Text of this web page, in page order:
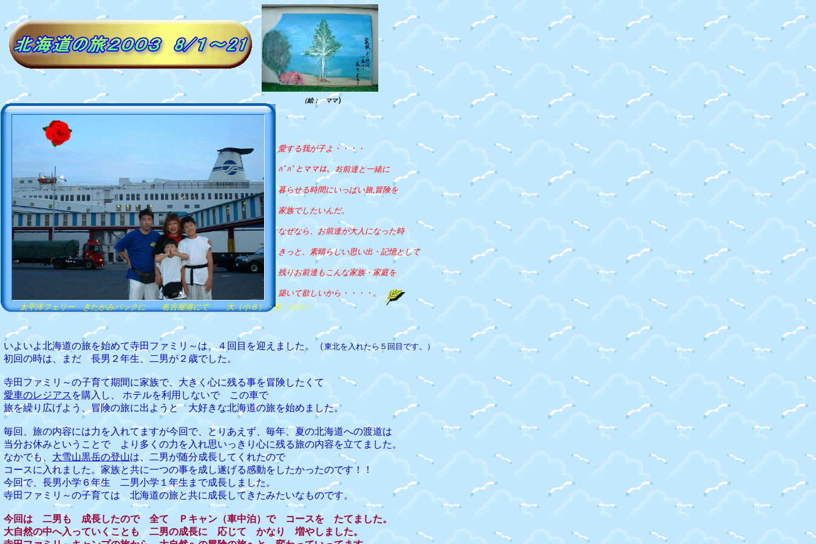
いよいよ北海道の旅を始めて寺田ファミリ～は、４回目を迎えました。（東北を入れたら５回目です。）
初回の時は、まだ 長男２年生、二男が２歳でした。
寺田ファミリ～の子育て期間に家族で、大きく心に残る事を冒険したくて
愛車のレジアス を購入し、 ホテルを利用しないで この車で
旅を繰り広げよう、冒険の旅に出ようと 大好きな北海道の旅を始めました。
毎回、旅の内容には力を入れてますが今回で、とりあえず、毎年、夏の北海道への渡道は
当分お休みということで より多くの力を入れ思いっきり心に残る旅の内容を立てました。
なかでも、 大雪山黒岳の登山は、二男が随分成長してくれたので
コースに入れました。家族と共に一つの事を成し遂げる感動をしたかったのです！！
今回で、長男小学６年生 二男小学１年生まで成長しました。
寺田ファミリ～の子育ては 北海道の旅と共に成長してきたみたいなものです。
今回は 二男も 成長したので 全て Ｐキャン（車中泊）で コースを たてました。
大自然の中へ入っていくことも 二男の成長に 応じて かなり 増やしました。
愛する我が子よ・・・・
ﾊﾟﾊﾟとママは、お前達と一緒に
暮らせる時間にいっぱい旅,冒険を
家族でしたいんだ。
なぜなら、お前達が大人になった時
きっと、素晴らしい思い出・記憶として
残りお前達もこんな家族・家庭を
築いて欲しいから・・・・。
太平洋フェリー きたかみバックに 名古屋港にて 大（小６）・直（小１）
（絵； ママ）